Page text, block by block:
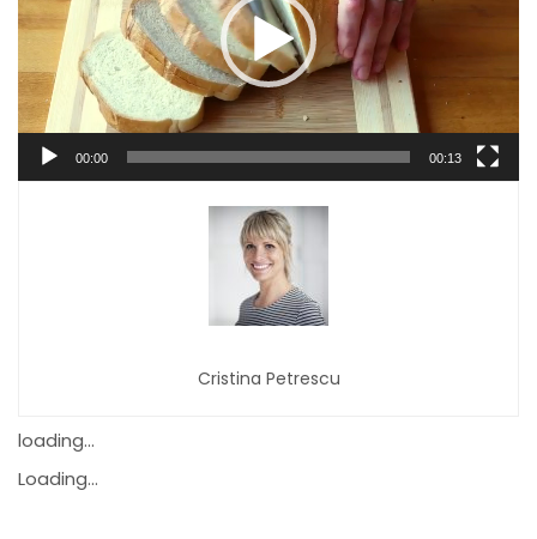
00:00 00:13
Cristina Petrescu
loading...
Loading...